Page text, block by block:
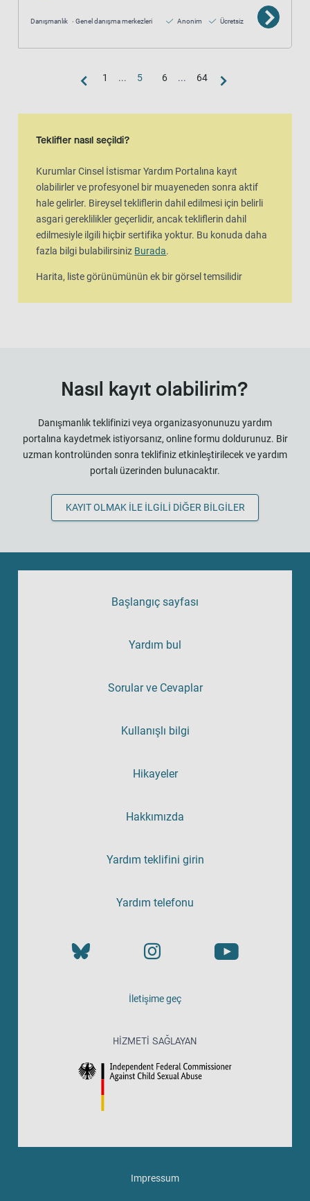
Danışmanlık Genel danışma merkezleri Anonim Ücretsiz
1 ... 5 6 ... 64
Harita görünümü
Teklifler nasıl seçildi?
Kurumlar Cinsel İstismar Yardım Portalına kayıt
olabilirler ve profesyonel bir muayeneden sonra aktif
hale gelirler. Bireysel tekliflerin dahil edilmesi için belirli
asgari gereklilikler geçerlidir, ancak tekliflerin dahil
edilmesiyle ilgili hiçbir sertifika yoktur. Bu konuda daha
fazla bilgi bulabilirsiniz Burada.
Harita, liste görünümünün ek bir görsel temsilidir
Nasıl kayıt olabilirim?
Danışmanlık teklifinizi veya organizasyonunuzu yardım
portalına kaydetmek istiyorsanız, online formu doldurunuz. Bir
uzman kontrolünden sonra teklifiniz etkinleştirilecek ve yardım
portalı üzerinden bulunacaktır.
KAYIT OLMAK ILE ILGILI DIĞER BILGILER
Başlangıç sayfası
Yardım bul
Sorular ve Cevaplar
Kullanışlı bilgi
Hikayeler
Hakkımızda
Yardım teklifini girin
Yardım telefonu
İletişime geç
HIZMETI SAĞLAYAN
Impressum